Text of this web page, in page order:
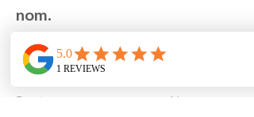
nom.
Encore merci!
Angelique et famille
Previous Next